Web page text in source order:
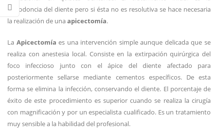
endodoncia del diente pero si ésta no es resolutiva se hace necesaria
la realización de unaapicectomía.
La Apicectomía es una intervención simple aunque delicada que se
realiza con anestesia local. Consiste en la extirpación quirúrgica del
foco infeccioso junto con el ápice del diente afectado para
posteriormente sellarse mediante cementos específicos. De esta
forma se elimina la infección, conservando el diente. El porcentaje de
éxito de este procedimiento es superior cuando se realiza la cirugía
con magnificación y por un especialista cualificado. Es un tratamiento
muy sensible a la habilidad del profesional.